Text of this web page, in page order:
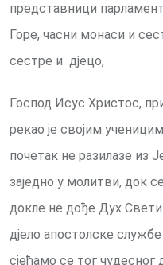
представници
Горе, часни монаси и
сестре и дјецо,
Господ Исус Христос,
рекао је својим
почетак не разилазе из
заједно у молитви, док
докле не дође Дух
дјело апостолске
сјећамо се тог чудесног